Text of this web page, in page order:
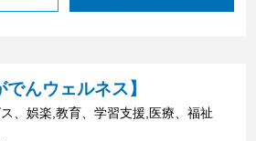
んウェルネス】
、娯楽,教育、学習支援,医療、福祉